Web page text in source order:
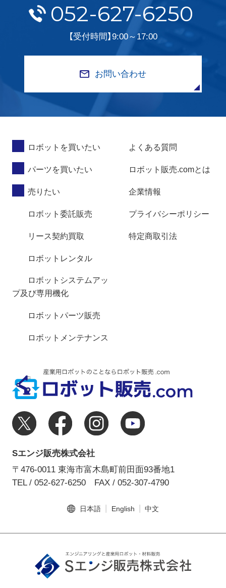
052-627-6250
【受付時間】9:00～17:00
お問い合わせ
ロボットを買いたい
パーツを買いたい
売りたい
ロボット委託販売
リース契約買取
ロボットレンタル
ロボットシステムアッ
プ及び専用機化
ロボットパーツ販売
ロボットメンテナンス
よくある質問
ロボット販売.comとは
企業情報
プライバシーポリシー
特定商取引法
Sエンジ販売株式会社
〒476-0011 東海市富木島町前田面93番地1
TEL / 052-627-6250
FAX / 052-307-4790
日本語 English 中文